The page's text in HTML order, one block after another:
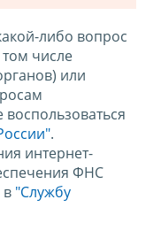
либо вопрос
числе
или
.
интернет-
ФНС
в "Службу